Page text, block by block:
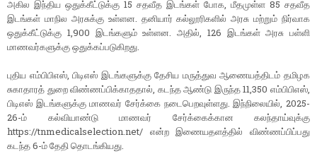
அகில இந்திய ஒதுக்கீட்டுக்கு 15 சதவீத இடங்கள் போக, மீதமுள்ள 85 சதவீத
இடங்கள் மாநில அரசுக்கு உள்ளன. தனியார் கல்லூரிகளில் அரசு மற்றும் நிர்வாக
ஒதுக்கீட்டுக்கு 1,900 இடங்களும் உள்ளன. அதில், 126 இடங்கள் அரசு பள்ளி
மாணவர்களுக்கு ஒதுக்கப்படுகிறது.
புதிய எம்பிபிஎஸ், பிடிஎஸ் இடங்களுக்கு தேசிய மருத்துவ ஆணையத்திடம் தமிழக
சுகாதாரத் துறை விண்ணப்பிக்காததால், கடந்த ஆண்டு இருந்த 11,350 எம்பிபிஎஸ்,
பிடிஎஸ் இடங்களுக்கு மாணவர் சேர்க்கை நடைபெறவுள்ளது. இந்நிலையில், 2025-
26-ம் கல்வியாண்டு மாணவர் சேர்க்கைக்கான கலந்தாய்வுக்கு
https://tnmedicalselection.net/ என்ற இணையதளத்தில் விண்ணப்பிப்பது
கடந்த 6-ம் தேதி தொடங்கியது.